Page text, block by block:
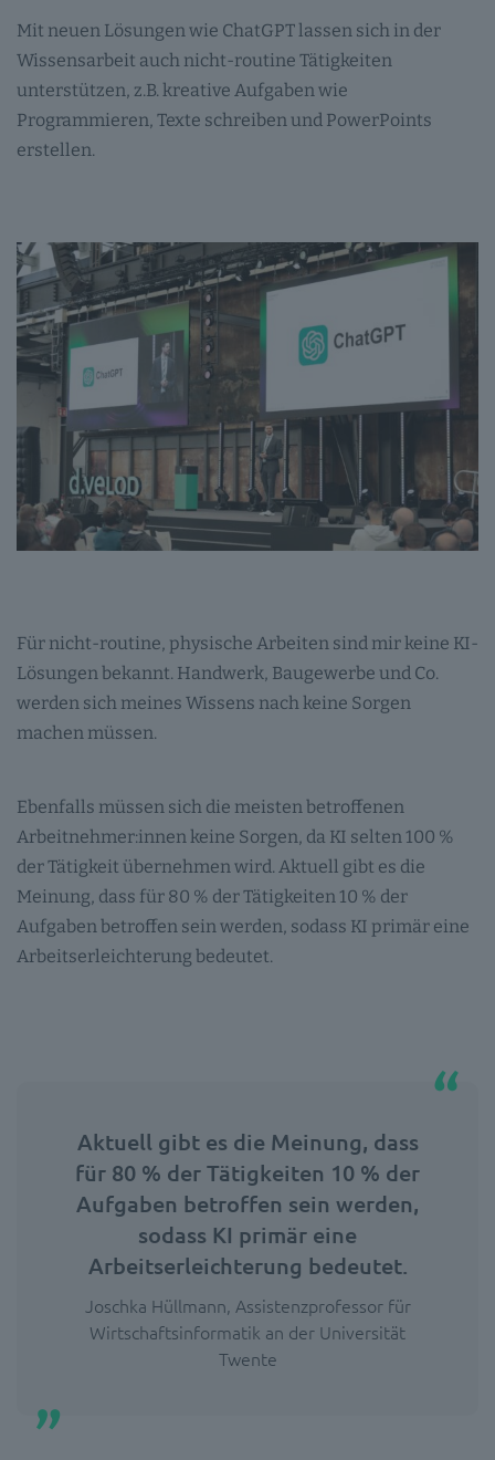
Mit neuen Lösungen wie ChatGPT lassen sich in der
Wissensarbeit auch nicht-routine Tätigkeiten
unterstützen, z.B. kreative Aufgaben wie
Programmieren, Texte schreiben und PowerPoints
erstellen.
Für nicht-routine, physische Arbeiten sind mir keine KI-
Lösungen bekannt. Handwerk, Baugewerbe und Co.
werden sich meines Wissens nach keine Sorgen
machen müssen.
Ebenfalls müssen sich die meisten betroffenen
Arbeitnehmer:innen keine Sorgen, da KI selten 100 %
der Tätigkeit übernehmen wird. Aktuell gibt es die
Meinung, dass für 80 % der Tätigkeiten 10 % der
Aufgaben betroffen sein werden, sodass KI primär eine
Arbeitserleichterung bedeutet.
Aktuell gibt es die Meinung, dass
für 80 % der Tätigkeiten 10 % der
Aufgaben betroffen sein werden,
sodass KI primär eine
Arbeitserleichterung bedeutet.
Joschka Hüllmann, Assistenzprofessor für
Wirtschaftsinformatik an der Universität
Twente